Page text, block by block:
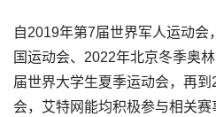
自2019年第7届世界军人运动会
国运动会、2022年北京冬季奥
届世界大学生夏季运动会，再
会，艾特网能均积极参与相关